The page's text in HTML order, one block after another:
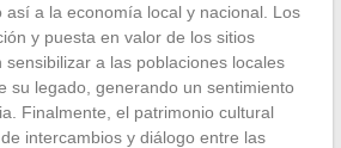
así a la economía local y nacional. Los
y puesta en valor de los sitios
a las poblaciones locales
su legado, generando un sentimiento
Finalmente, el patrimonio cultural
intercambios y diálogo entre las